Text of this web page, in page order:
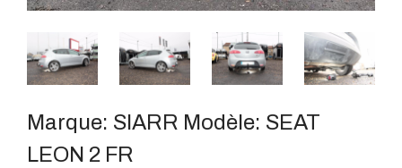
Marque: SIARR Modèle: SEAT
LEON 2 FR